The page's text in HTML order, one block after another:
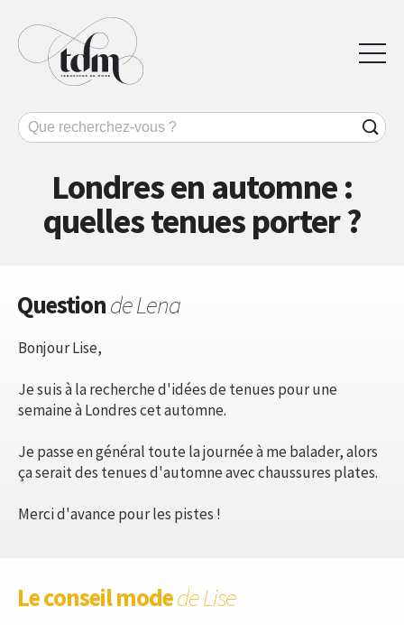
Londres en automne :
quelles tenues porter ?
Questionde Lena
Bonjour Lise,
Je suis à la recherche d'idées de tenues pour une
semaine à Londres cet automne.
Je passe en général toute la journée à me balader, alors
ça serait des tenues d'automne avec chaussures plates.
Merci d'avance pour les pistes !
Le conseil modede Lise